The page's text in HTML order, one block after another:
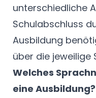
unterschiedliche
Schulabschluss
Ausbildung
über die jeweilige
Welches
eine Ausbildung?